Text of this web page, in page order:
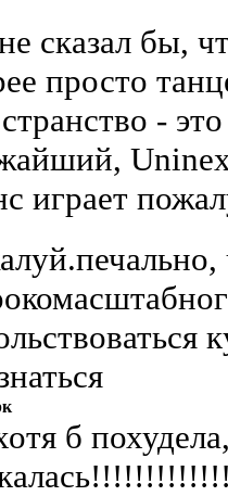
сказал бы,
просто
-
играет
б